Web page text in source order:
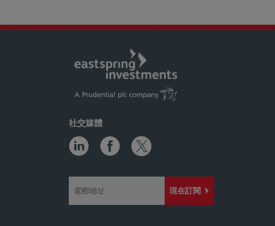
社交媒體
現在訂閱